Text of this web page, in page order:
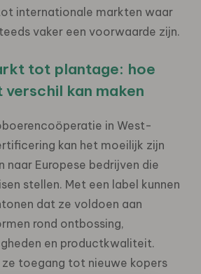
internationale markten waar
vaker een voorwaarde zijn.
tot plantage: hoe
verschil kan maken
in West-
kan het moeilijk zijn
naar Europese bedrijven die
stellen. Met een label kunnen
dat ze voldoen aan
rond ontbossing,
en productkwaliteit.
ze toegang tot nieuwe kopers